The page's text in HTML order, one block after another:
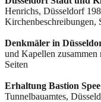
Henrichs, Düsseldorf
Kirchenbeschreibungen,
Denkmäler in
und Kapellen
Seiten
Erhaltung Bastion Spee
Tunnelbauamtes,